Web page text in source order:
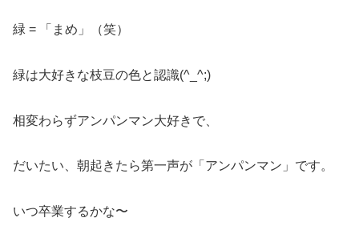
緑 = 「まめ」（笑）
緑は大好きな枝豆の色と認識(^_^;)
相変わらずアンパンマン大好きで、
だいたい、朝起きたら第一声が「アンパンマン」です。
いつ卒業するかな〜